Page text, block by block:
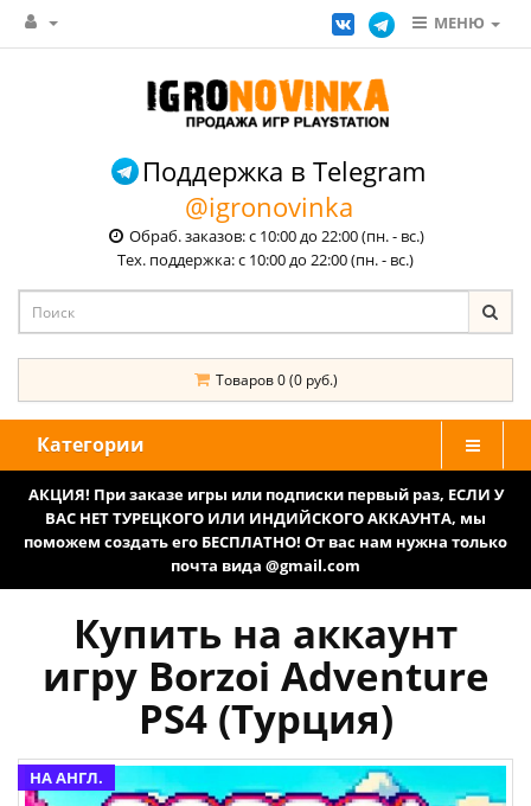
МЕНЮ
Поддержка в Telegram
@igronovinka
Обраб. заказов: с 10:00 до 22:00 (пн. - вс.)
Тех. поддержка: с 10:00 до 22:00 (пн. - вс.)
Товаров 0 (0 руб.)
Категории
АКЦИЯ! При заказе игры или подписки первый раз, ЕСЛИ У
ВАС НЕТ ТУРЕЦКОГО ИЛИ ИНДИЙСКОГО АККАУНТА, мы
поможем создать его БЕСПЛАТНО! От вас нам нужна только
почта вида @gmail.com
Купить на аккаунт
игру Borzoi Adventure
PS4 (Турция)
НА АНГЛ.